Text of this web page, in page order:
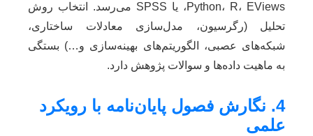
Python، R، EViews، یا SPSS می‌رسد. انتخاب روش
تحلیل (رگرسیون، مدل‌سازی معادلات ساختاری،
شبکه‌های عصبی، الگوریتم‌های بهینه‌سازی و…) بستگی
به ماهیت داده‌ها و سوالات پژوهش دارد.
4. نگارش فصول پایان‌نامه با رویکرد
علمی